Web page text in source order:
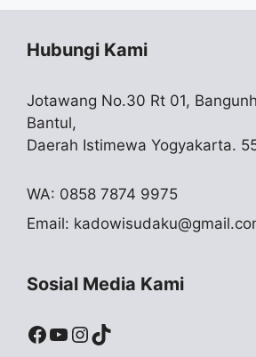
Hubungi Kami
Jotawang No.30 Rt 01,
Bantul,
Daerah Istimewa Yogyakarta.
WA: 0858 7874 9975
Email:
Sosial Media Kami
Facebook
YouTube
Instagram
TikTok